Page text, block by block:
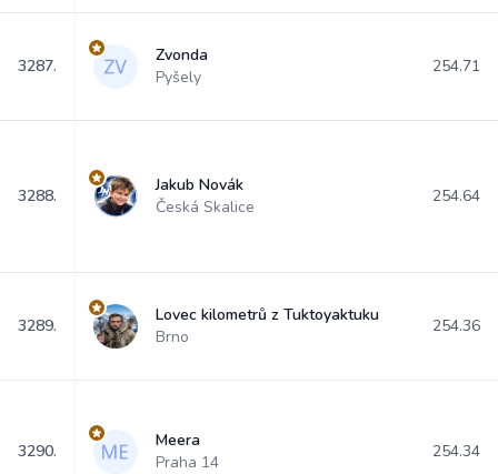
3287.
Zvonda
Pyšely
254.71
3288.
Jakub Novák
Česká Skalice
254.64
3289.
Lovec kilometrů z Tuktoyaktuku
Brno
254.36
3290.
Meera
Praha 14
254.34